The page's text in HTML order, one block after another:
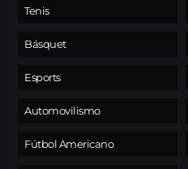
Tenis
Básquet
Esports
Automovilismo
Fútbol Americano